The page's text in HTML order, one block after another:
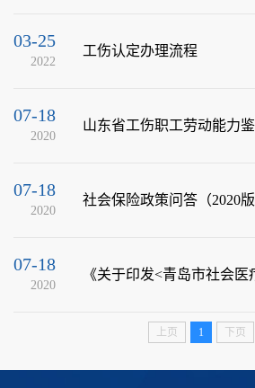
03-25
2022
工伤认定办理流程
07-18
2020
山东省工伤职工劳动能力
07-18
2020
社会保险政策问答（2020版
07-18
2020
上页 1 下页